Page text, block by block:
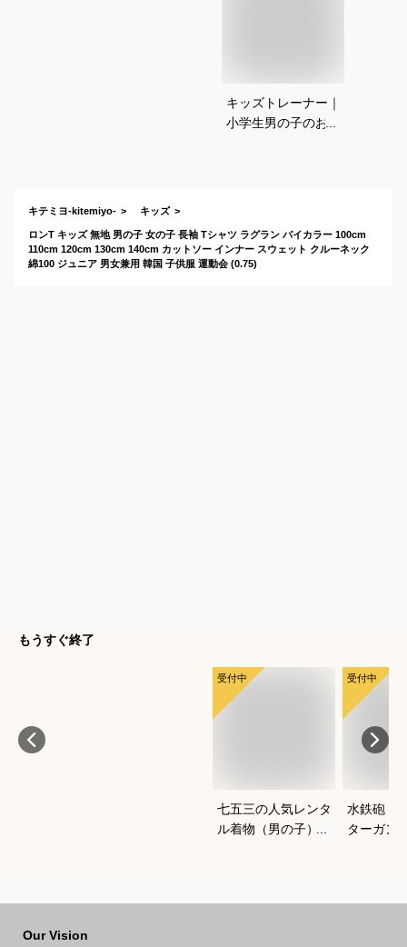
キッズトレーナー｜
小学生男の子のおし
キテミヨ-kitemiyo- キッズ
ロンT キッズ 無地 男の子 女の子 長袖 Tシャツ ラグラン バイカラー 100cm
110cm 120cm 130cm 140cm カットソー インナー スウェット クルーネック
綿100 ジュニア 男女兼用 韓国 子供服 運動会 (0.75)
もうすぐ終了
受付中
七五三の人気レンタ
ル着物（男の子）｜
受付中
水鉄砲｜
ターガン
Our Vision